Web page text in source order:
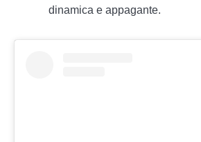
dinamica e appagante.